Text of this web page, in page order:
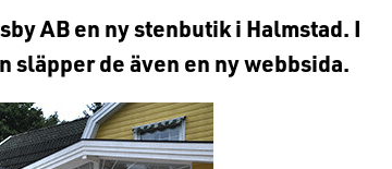
AB en ny stenbutik i Halmstad. I
släpper de även en ny webbsida.